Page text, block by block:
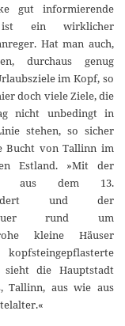
gut informierende
ein wirklicher
Hat man auch,
durchaus genug
im Kopf, so
doch viele Ziele, die
nicht unbedingt in
stehen, so sicher
Bucht von Tallinn im
Estland. »Mit der
aus dem 13.
und der
rund um
kleine Häuser
sieht die Hauptstadt
Tallinn, aus wie aus